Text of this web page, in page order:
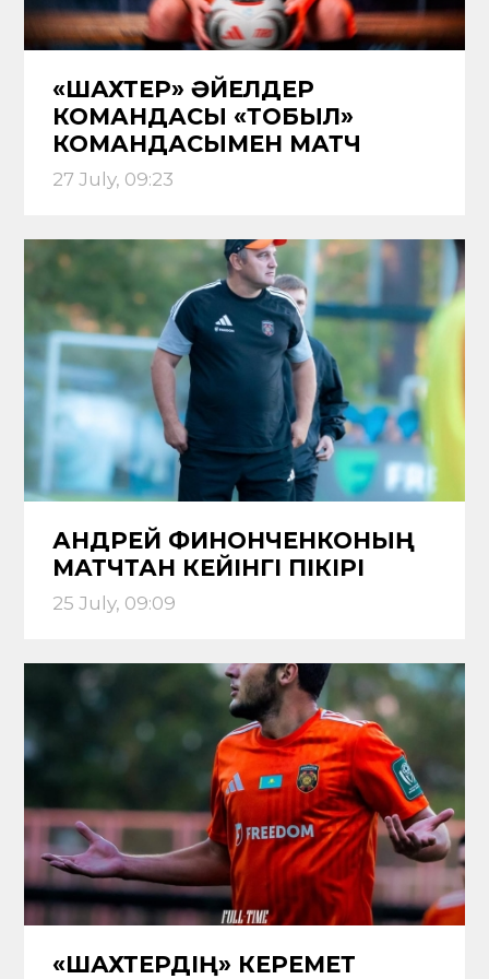
«ШАХТЕР» ӘЙЕЛДЕР
КОМАНДАСЫ «ТОБЫЛ»
КОМАНДАСЫМЕН МАТЧ
ӨТКІЗЕДІ
27 July, 09:23
АНДРЕЙ ФИНОНЧЕНКОНЫҢ
МАТЧТАН КЕЙІНГІ ПІКІРІ
25 July, 09:09
«ШАХТЕРДІҢ» КЕРЕМЕТ